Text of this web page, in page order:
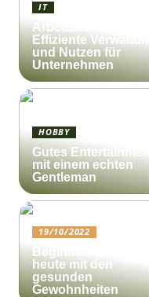
IT
Arbeitsauftrag:
Effiziente
und Nutzen für
Unternehmen
HOBBY
Gutes Entertainment
mit einem echten
Gentleman
19/10/2022
Beginnen Sie noch
heute mit den
gesunden
Gewohnheiten